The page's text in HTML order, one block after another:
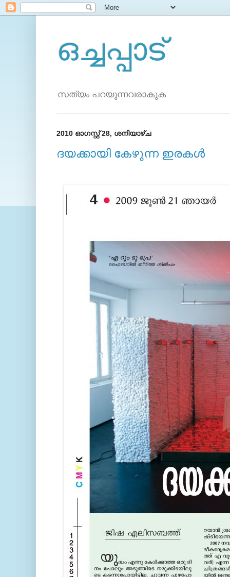
ഒച്ചപ്പാട്
സത്യം പറയുന്നവരാകുക
2010 ഓഗസ്റ്റ് 28, ശനിയാഴ്‌ച
ദയക്കായി കേഴുന്ന ഇരകള്‍